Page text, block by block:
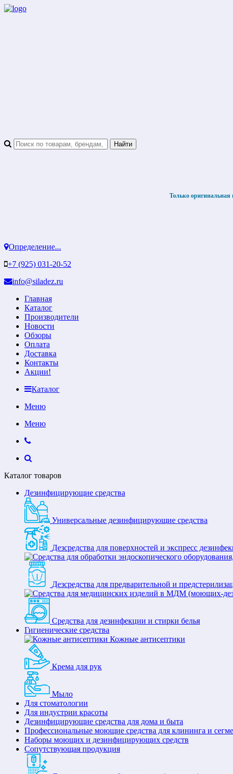
Только
Определение...
+7 (925) 031-20-52
info@siladez.ru
Главная
Каталог
Производители
Новости
Обзоры
Оплата
Доставка
Контакты
Акции!
Каталог
Меню
Меню
Каталог товаров
Дезинфицирующие средства
Универсальные дезинфицирующие средства
Дезсредства для поверхностей и экспресс
Дезсредства для предварительной и
Средства для дезинфекции и стирки белья
Гигиенические средства
Кожные антисептики
Крема для рук
Мыло
Для стоматологии
Для индустрии красоты
Дезинфицирующие средства для дома и быта
Профессиональные моющие средства для клининга и
Наборы моющих и дезинфицирующих средств
Сопутствующая продукция